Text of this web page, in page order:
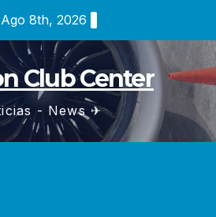
8th, 2026
Club Center
- News ✈